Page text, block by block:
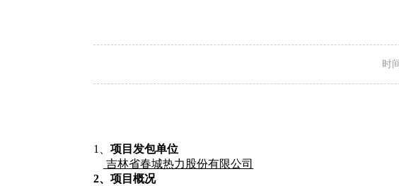
时
1、 项目发包单位
吉林省春城热力股份有限公司
2、项目概况